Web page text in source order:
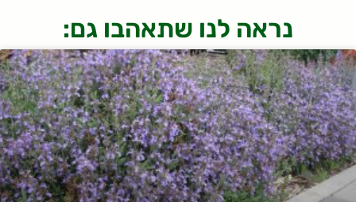
נראה לנו שתאהבו גם: